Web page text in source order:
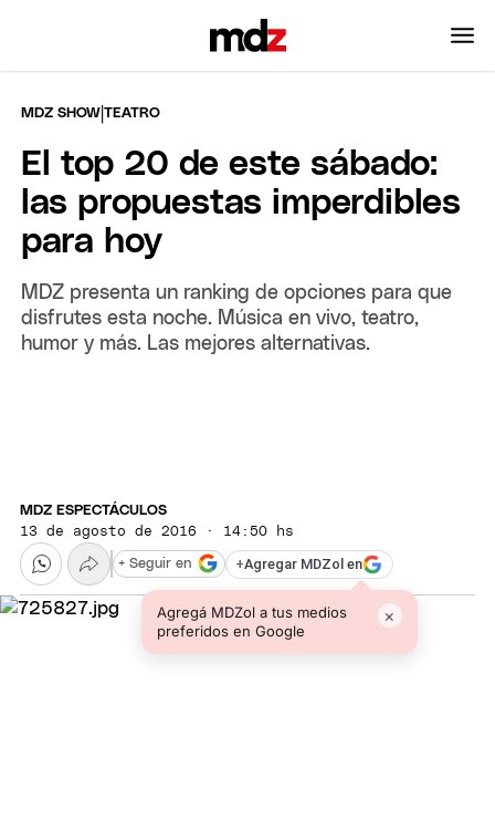
MDZ SHOW |TEATRO
El top 20 de este sábado:
las propuestas imperdibles
para hoy
MDZ presenta un ranking de opciones para que
disfrutes esta noche. Música en vivo, teatro,
humor y más. Las mejores alternativas.
MDZ ESPECTÁCULOS
13 de agosto de 2016 · 14:50 hs
+Agregar MDZol en
Agregá MDZol a tus medios
preferidos en Google
×
+ Seguir en